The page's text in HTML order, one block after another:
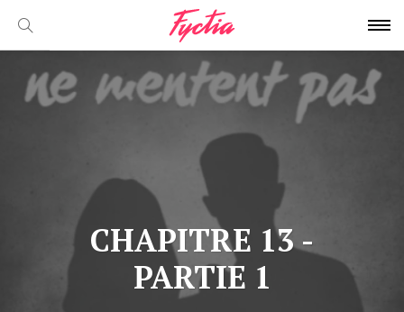
CHAPITRE 13 -
PARTIE 1